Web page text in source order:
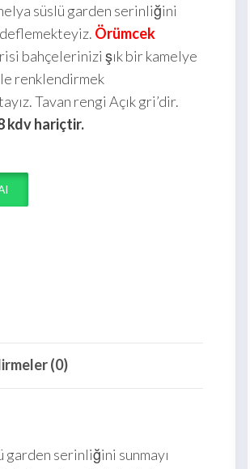
süslü garden serinliğini
Örümcek
bahçelerinizi şık bir kamelye
renklendirmek
Tavan rengi Açık gri’dir.
kdv hariçtir.
(0)
garden serinliğini sunmayı